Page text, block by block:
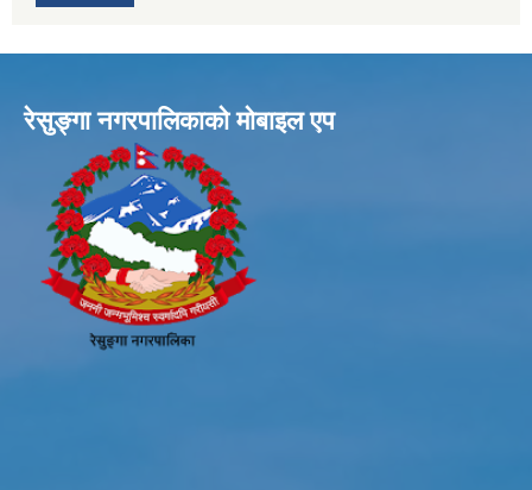
रेसुङ्गा नगरपालिकाकाे माेबाइल एप